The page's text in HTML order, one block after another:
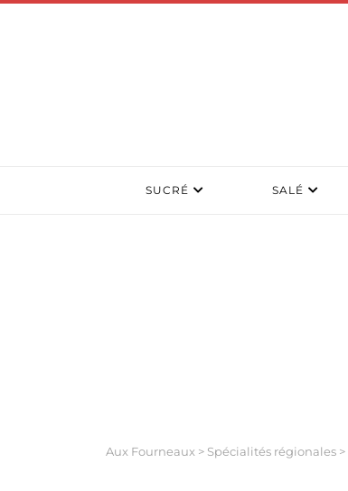
SUCRÉ SALÉ
Aux Fourneaux > Spécialités régionales >